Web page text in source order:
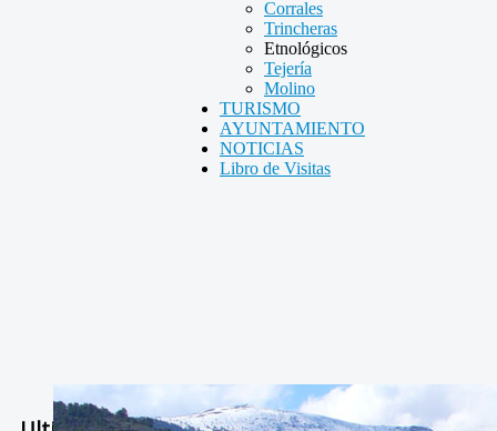
Corrales
Trincheras
Etnológicos
Tejería
Molino
TURISMO
AYUNTAMIENTO
NOTICIAS
Libro de Visitas